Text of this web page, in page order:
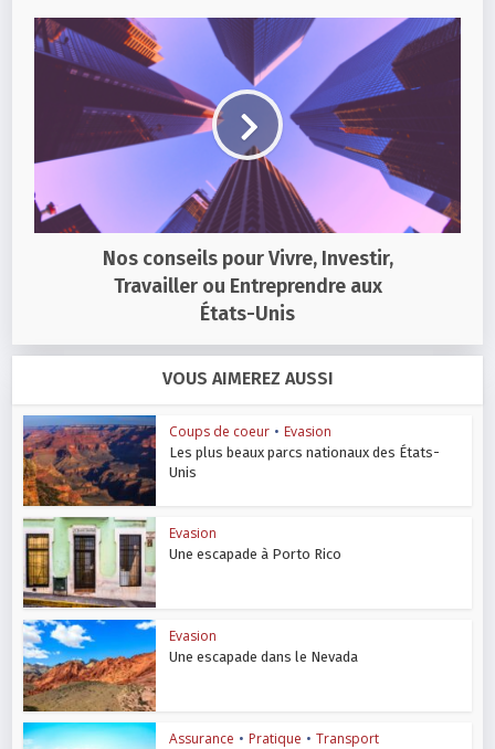
Nos conseils pour Vivre, Investir,
Travailler ou Entreprendre aux
États-Unis
VOUS AIMEREZ AUSSI
Coups de coeur • Evasion
Les plus beaux parcs nationaux des États-
Unis
Evasion
Une escapade à Porto Rico
Evasion
Une escapade dans le Nevada
Assurance • Pratique • Transport